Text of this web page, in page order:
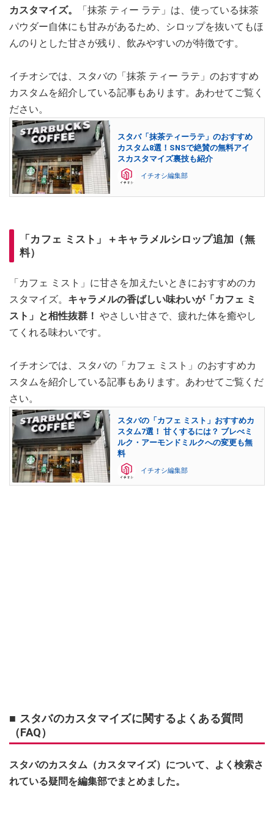
カスタマイズ。
「抹茶 ティー ラテ」は、使っている抹茶
パウダー自体にも甘みがあるため、シロップを抜いてもほ
んのりとした甘さが残り、飲みやすいのが特徴です。
イチオシでは、スタバの「抹茶 ティー ラテ」のおすすめ
カスタムを紹介している記事もあります。あわせてご覧く
ださい。
スタバ「抹茶ティーラテ」のおすすめ
カスタム8選！SNSで絶賛の無料アイ
スカスタマイズ裏技も紹介
イチオシ編集部
「カフェ ミスト」＋キャラメルシロップ追加（無
料）
「カフェ ミスト」に甘さを加えたいときにおすすめのカ
スタマイズ。 キャラメルの香ばしい味わいが「カフェ ミ
スト」と相性抜群！ やさしい甘さで、疲れた体を癒やし
てくれる味わいです。
イチオシでは、スタバの「カフェ ミスト」のおすすめカ
スタムを紹介している記事もあります。あわせてご覧くだ
さい。
スタバの「カフェ ミスト」おすすめカ
スタム7選！ 甘くするには？ ブレべミ
ルク・アーモンドミルクへの変更も無
料
イチオシ編集部
■ スタバのカスタマイズに関するよくある質問
（FAQ）
スタバのカスタム（カスタマイズ）について、よく検索さ
れている疑問を編集部でまとめました。